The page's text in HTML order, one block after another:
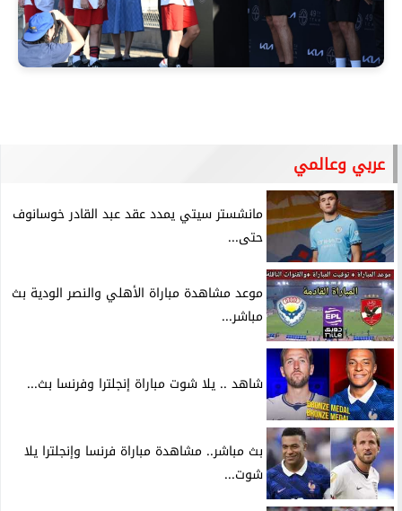
عربي وعالمي
مانشستر سيتي يمدد عقد عبد القادر خوسانوف
حتى...
موعد مشاهدة مباراة الأهلي والنصر الودية بث
مباشر...
شاهد .. يلا شوت مباراة إنجلترا وفرنسا بث...
بث مباشر.. مشاهدة مباراة فرنسا وإنجلترا يلا
شوت...